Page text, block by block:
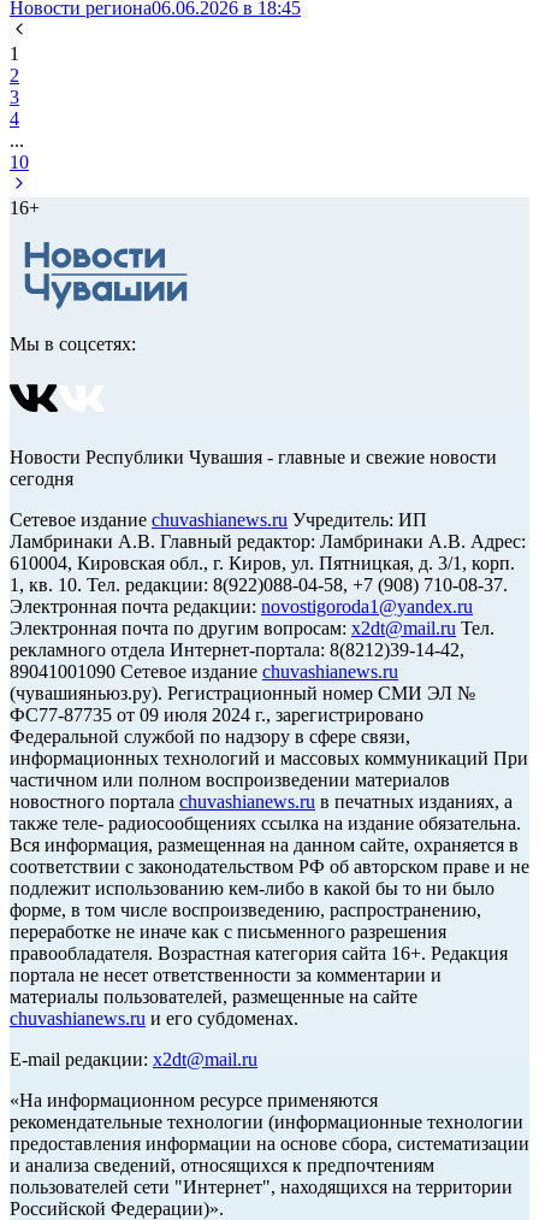
Новости региона06.06.2026 в 18:45
1
2
3
4
...
10
16+
Мы в соцсетях:
Новости Республики Чувашия - главные и свежие новости
сегодня
Сетевое издание chuvashianews.ru Учредитель: ИП
Ламбринаки А.В. Главный редактор: Ламбринаки А.В. Адрес:
610004, Кировская обл., г. Киров, ул. Пятницкая, д. 3/1, корп.
1, кв. 10. Тел. редакции: 8(922)088-04-58, +7 (908) 710-08-37.
Электронная почта редакции: novostigoroda1@yandex.ru
Электронная почта по другим вопросам: x2dt@mail.ru Тел.
рекламного отдела Интернет-портала: 8(8212)39-14-42,
89041001090 Сетевое издание chuvashianews.ru
(чувашияньюз.ру). Регистрационный номер СМИ ЭЛ №
ФС77-87735 от 09 июля 2024 г., зарегистрировано
Федеральной службой по надзору в сфере связи,
информационных технологий и массовых коммуникаций При
частичном или полном воспроизведении материалов
новостного портала chuvashianews.ru в печатных изданиях, а
также теле- радиосообщениях ссылка на издание обязательна.
Вся информация, размещенная на данном сайте, охраняется в
соответствии с законодательством РФ об авторском праве и не
подлежит использованию кем-либо в какой бы то ни было
форме, в том числе воспроизведению, распространению,
переработке не иначе как с письменного разрешения
правообладателя. Возрастная категория сайта 16+. Редакция
портала не несет ответственности за комментарии и
материалы пользователей, размещенные на сайте
chuvashianews.ru и его субдоменах.
E-mail редакции: x2dt@mail.ru
«На информационном ресурсе применяются
рекомендательные технологии (информационные технологии
предоставления информации на основе сбора, систематизации
и анализа сведений, относящихся к предпочтениям
пользователей сети "Интернет", находящихся на территории
Российской Федерации)».